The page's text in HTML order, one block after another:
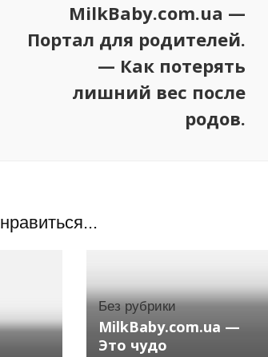
MilkBaby.com.ua —
Портал для родителей.
— Как потерять
лишний вес после
родов.
Без рубрики
MilkBaby.com.ua —
Это чудо